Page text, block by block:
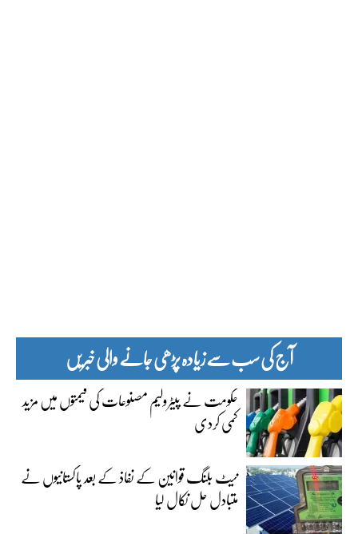
آج کی سب سے زیادہ پڑھی جانے والی خبریں
حکومت نے پیٹرولیم مصنوعات کی قیمتوں میں مزید
کمی کردی
نیٹ بلنگ قوانین کے نفاذ کے بعد پاکستانیوں نے
متبادل حل نکال لیا